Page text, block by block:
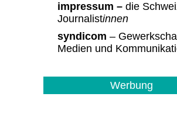
impressum – die
Journalistinnen
syndicom –
Medien und
Werbung